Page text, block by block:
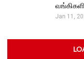
Jan 11,